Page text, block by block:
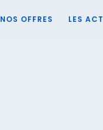
NOS OFFRES LES